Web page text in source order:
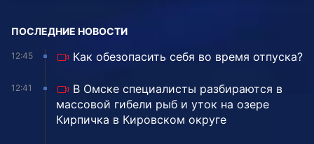
ПОСЛЕДНИЕ НОВОСТИ
12:45 Как обезопасить себя во время отпуска?
12:41
В Омске специалисты разбираются в
массовой гибели рыб и уток на озере
Кирпичка в Кировском округе